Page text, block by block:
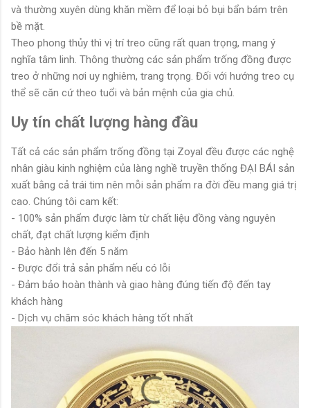
và thường xuyên dùng khăn mềm để loại bỏ bụi bẩn bám trên
bề mặt.
Theo phong thủy thì vị trí treo cũng rất quan trọng, mang ý
nghĩa tâm linh. Thông thường các sản phẩm trống đồng được
treo ở những nơi uy nghiêm, trang trọng. Đối với hướng treo cụ
thể sẽ căn cứ theo tuổi và bản mệnh của gia chủ.
Uy tín chất lượng hàng đầu
Tất cả các sản phẩm trống đồng tại Zoyal đều được các nghệ
nhân giàu kinh nghiệm của làng nghề truyền thống ĐẠI BÁI sản
xuất bằng cả trái tim nên mỗi sản phẩm ra đời đều mang giá trị
cao. Chúng tôi cam kết:
- 100% sản phẩm được làm từ chất liệu đồng vàng nguyên
chất, đạt chất lượng kiểm định
- Bảo hành lên đến 5 năm
- Được đổi trả sản phẩm nếu có lỗi
- Đảm bảo hoàn thành và giao hàng đúng tiến độ đến tay
khách hàng
- Dịch vụ chăm sóc khách hàng tốt nhất